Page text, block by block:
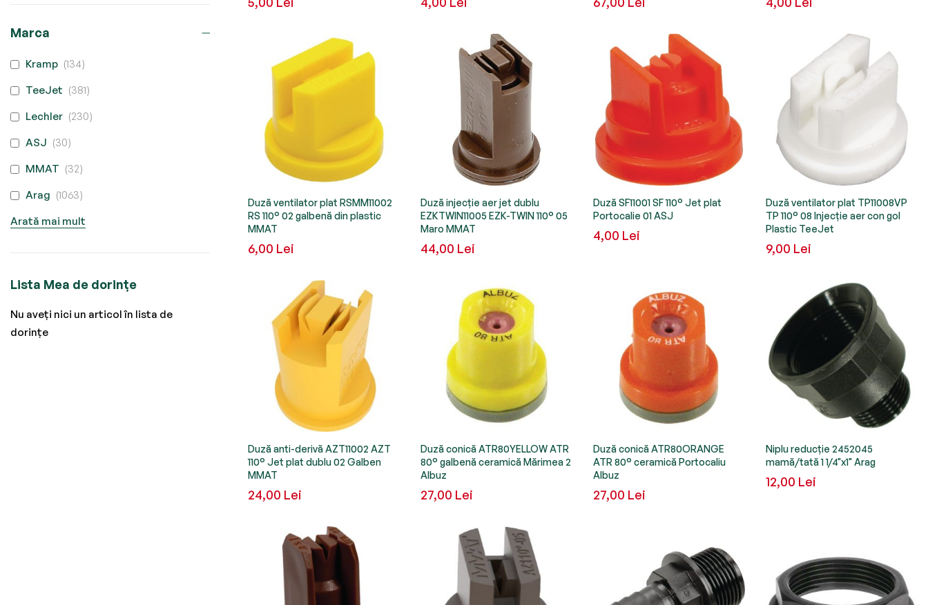
Duză ventilator plat RSMM11002
RS 110° 02 galbenă din plastic
MMAT
6,00 Lei
Duză injecție aer jet dublu
EZKTWIN11005 EZK-TWIN 110° 05
Maro MMAT
44,00 Lei
Duză SF11001 SF 110° Jet plat
Portocalie 01 ASJ
4,00 Lei
Duză ventilator plat TP11008VP
TP 110° 08 Injecție aer con gol
Plastic TeeJet
9,00 Lei
Duză anti-derivă AZT11002 AZT
110° Jet plat dublu 02 Galben
MMAT
24,00 Lei
Duză conică ATR80YELLOW ATR
80° galbenă ceramică Mărimea 2
Albuz
27,00 Lei
Duză conică ATR80ORANGE
ATR 80° ceramică Portocaliu
Albuz
27,00 Lei
Niplu reducție 2452045
mamă/tată 1 1/4"x1" Arag
12,00 Lei
Marca
Kramp 134produse
TeeJet 381produse
Lechler 230produse
ASJ 30produse
MMAT 32produse
Arag 1063produse
Arată mai mult
Lista Mea de dorințe
Nu aveți nici un articol în lista de
dorințe